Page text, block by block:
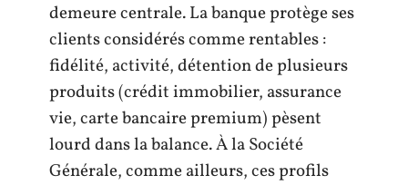
demeure centrale. La banque protège ses
clients considérés comme rentables :
fidélité, activité, détention de plusieurs
produits (crédit immobilier, assurance
vie, carte bancaire premium) pèsent
lourd dans la balance. À la Société
Générale, comme ailleurs, ces profils